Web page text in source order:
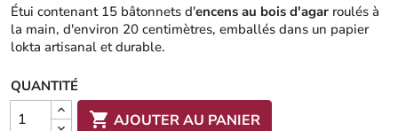
Étui contenant 15 bâtonnets d'encens au bois d'agar roulés à
la main, d'environ 20 centimètres, emballés dans un papier
lokta artisanal et durable.
QUANTITÉ
 AJOUTER AU PANIER